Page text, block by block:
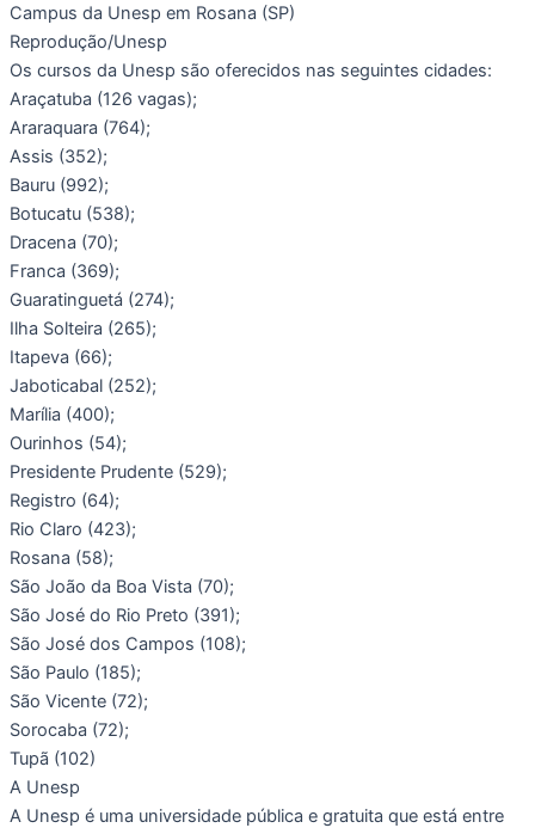
Campus da Unesp em Rosana (SP)
Reprodução/Unesp
Os cursos da Unesp são oferecidos nas seguintes cidades:
Araçatuba (126 vagas);
Araraquara (764);
Assis (352);
Bauru (992);
Botucatu (538);
Dracena (70);
Franca (369);
Guaratinguetá (274);
Ilha Solteira (265);
Itapeva (66);
Jaboticabal (252);
Marília (400);
Ourinhos (54);
Presidente Prudente (529);
Registro (64);
Rio Claro (423);
Rosana (58);
São João da Boa Vista (70);
São José do Rio Preto (391);
São José dos Campos (108);
São Paulo (185);
São Vicente (72);
Sorocaba (72);
Tupã (102)
A Unesp
A Unesp é uma universidade pública e gratuita que está entre